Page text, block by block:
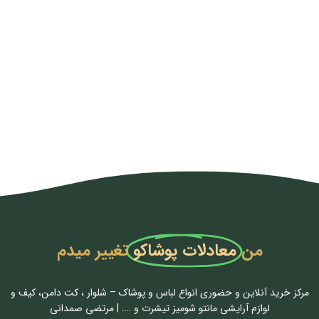
منمعادلات پوشاکوتغییر میدم
مرکز خرید آنلاین و حضوری انواع لباس‌ و پوشاک – شلوار ، کت دامن، کیف و
لوازم آرایشی مانتو شومیز تیشرت و …. | مرتضی صمدانی